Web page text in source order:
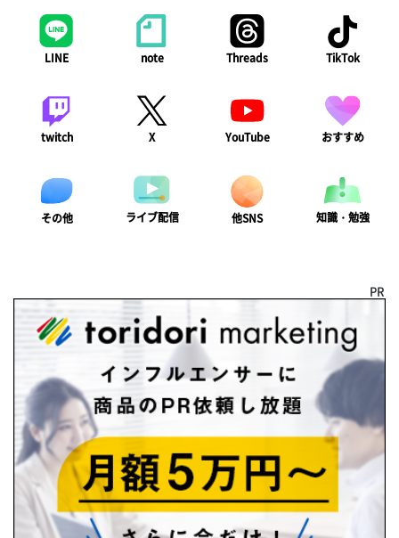
LINE note Threads TikTok
twitch X YouTube おすすめ
その他 ライブ配信 他SNS 知識・勉強
PR